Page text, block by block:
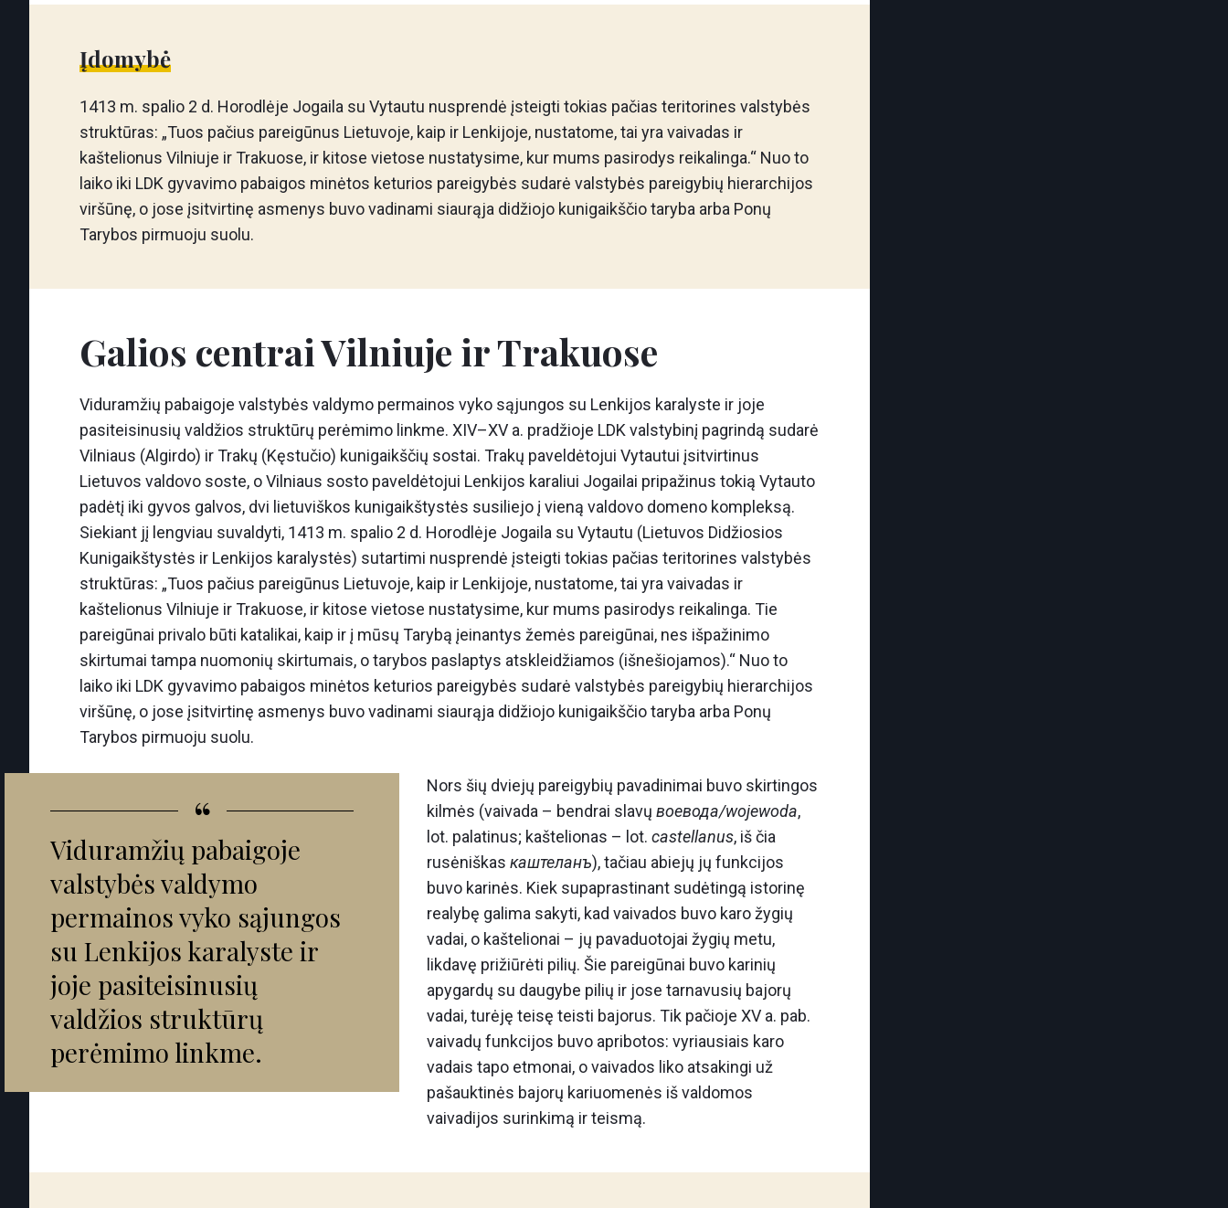
Įdomybė
1413 m. spalio 2 d. Horodlėje Jogaila su Vytautu nusprendė įsteigti tokias pačias teritorines valstybės
struktūras: „Tuos pačius pareigūnus Lietuvoje, kaip ir Lenkijoje, nustatome, tai yra vaivadas ir
kaštelionus Vilniuje ir Trakuose, ir kitose vietose nustatysime, kur mums pasirodys reikalinga.“ Nuo to
laiko iki LDK gyvavimo pabaigos minėtos keturios pareigybės sudarė valstybės pareigybių hierarchijos
viršūnę, o jose įsitvirtinę asmenys buvo vadinami siaurąja didžiojo kunigaikščio taryba arba Ponų
Tarybos pirmuoju suolu.
Galios centrai Vilniuje ir Trakuose
Viduramžių pabaigoje valstybės valdymo permainos vyko sąjungos su Lenkijos karalyste ir joje
pasiteisinusių valdžios struktūrų perėmimo linkme. XIV–XV a. pradžioje LDK valstybinį pagrindą sudarė
Vilniaus (Algirdo) ir Trakų (Kęstučio) kunigaikščių sostai. Trakų paveldėtojui Vytautui įsitvirtinus
Lietuvos valdovo soste, o Vilniaus sosto paveldėtojui Lenkijos karaliui Jogailai pripažinus tokią Vytauto
padėtį iki gyvos galvos, dvi lietuviškos kunigaikštystės susiliejo į vieną valdovo domeno kompleksą.
Siekiant jį lengviau suvaldyti, 1413 m. spalio 2 d. Horodlėje Jogaila su Vytautu (Lietuvos Didžiosios
Kunigaikštystės ir Lenkijos karalystės) sutartimi nusprendė įsteigti tokias pačias teritorines valstybės
struktūras: „Tuos pačius pareigūnus Lietuvoje, kaip ir Lenkijoje, nustatome, tai yra vaivadas ir
kaštelionus Vilniuje ir Trakuose, ir kitose vietose nustatysime, kur mums pasirodys reikalinga. Tie
pareigūnai privalo būti katalikai, kaip ir į mūsų Tarybą įeinantys žemės pareigūnai, nes išpažinimo
skirtumai tampa nuomonių skirtumais, o tarybos paslaptys atskleidžiamos (išnešiojamos).“ Nuo to
laiko iki LDK gyvavimo pabaigos minėtos keturios pareigybės sudarė valstybės pareigybių hierarchijos
viršūnę, o jose įsitvirtinę asmenys buvo vadinami siaurąja didžiojo kunigaikščio taryba arba Ponų
Tarybos pirmuoju suolu.
“
Viduramžių pabaigoje
valstybės valdymo
permainos vyko sąjungos
su Lenkijos karalyste ir
joje pasiteisinusių
valdžios struktūrų
perėmimo linkme.
Nors šių dviejų pareigybių pavadinimai buvo skirtingos
kilmės (vaivada – bendrai slavų воевода/wojewoda,
lot. palatinus; kaštelionas – lot. castellanus, iš čia
rusėniškas каштеланъ), tačiau abiejų jų funkcijos
buvo karinės. Kiek supaprastinant sudėtingą istorinę
realybę galima sakyti, kad vaivados buvo karo žygių
vadai, o kaštelionai – jų pavaduotojai žygių metu,
likdavę prižiūrėti pilių. Šie pareigūnai buvo karinių
apygardų su daugybe pilių ir jose tarnavusių bajorų
vadai, turėję teisę teisti bajorus. Tik pačioje XV a. pab.
vaivadų funkcijos buvo apribotos: vyriausiais karo
vadais tapo etmonai, o vaivados liko atsakingi už
pašauktinės bajorų kariuomenės iš valdomos
vaivadijos surinkimą ir teismą.